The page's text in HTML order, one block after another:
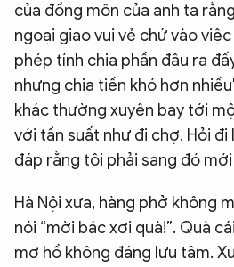
của đồng môn của anh ta
ngoại giao vui vẻ chứ vào
phép tính chia phần đâu ra
nhưng chia tiền khó hơn
khác thường xuyên bay tới
với tần suất như đi chợ. Hỏi đi
đáp rằng tôi phải sang đó
Hà Nội xưa, hàng phở không
nói “mời bác xơi quà!”. Quà
mơ hồ không đáng lưu tâm.